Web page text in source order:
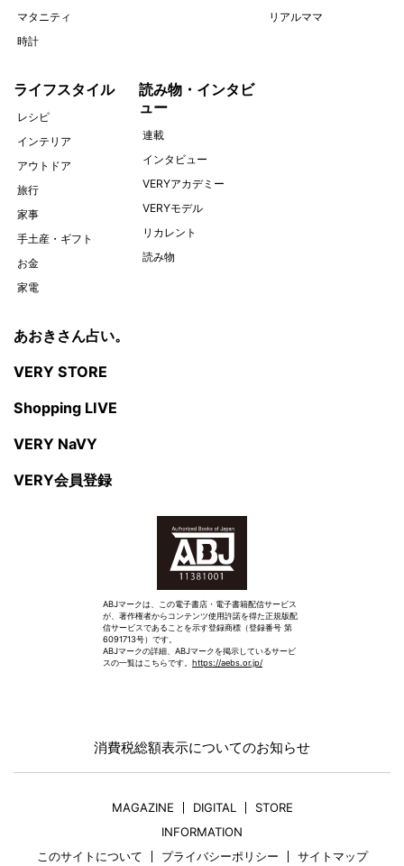
マタニティ
時計
リアルママ
ライフスタイル
レシピ
インテリア
アウトドア
旅行
家事
手土産・ギフト
お金
家電
読み物・インタビ
ュー
連載
インタビュー
VERYアカデミー
VERYモデル
リカレント
読み物
あおきさん占い。
VERY STORE
Shopping LIVE
VERY NaVY
VERY会員登録
ABJマークは、この電子書店・電子書籍配信サービス
が、著作権者からコンテンツ使用許諾を得た正規版配
信サービスであることを示す登録商標（登録番号 第
6091713号）です。
ABJマークの詳細、ABJマークを掲示しているサービ
スの一覧はこちらです。 https://aebs.or.jp/
消費税総額表示についてのお知らせ
MAGAZINE DIGITAL
STORE
INFORMATION
このサイトについて
プライバシーポリシー サイトマップ